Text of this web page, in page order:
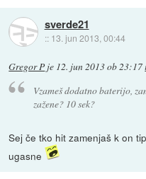
sverde21
:: 13. jun 2013, 00:44
Gregor P je 12. jun 2013 ob 23:17
Vzameš dodatno baterijo,
zažene? 10 sek?
Sej če tko hit zamenjaš k on
ugasne